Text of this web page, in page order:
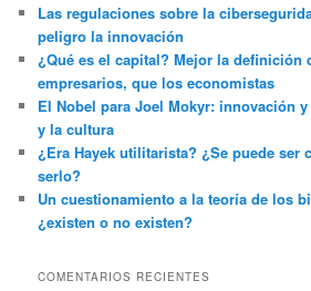
Las regulaciones sobre la
peligro la innovación
¿Qué es el capital? Mejor la definición
empresarios, que los economistas
El Nobel para Joel Mokyr: innovación
y la cultura
¿Era Hayek utilitarista? ¿Se puede ser
serlo?
Un cuestionamiento a la teoría de los
¿existen o no existen?
COMENTARIOS RECIENTES